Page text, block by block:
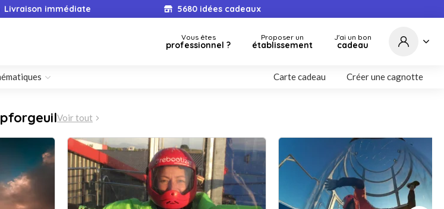
Livraison immédiate 5680idées cadeaux
Vous êtes
professionnel ?
Proposer un
établissement
J'ai un bon
cadeau
Carte cadeau Créer une cagnotte
Voir tout